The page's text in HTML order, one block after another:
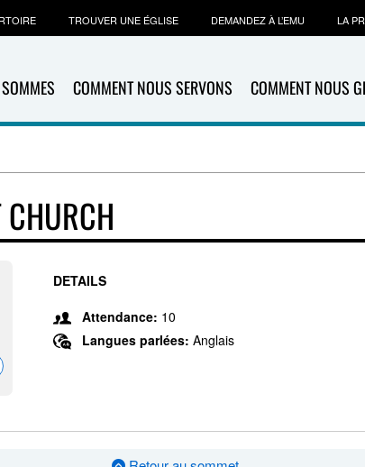
COMMENT NOUS SERVONS COMMENT NOUS
TROUVER UNE ÉGLISE DEMANDEZ À L’EMU LA
DETAILS
Attendance: 10
Langues parlées: Anglais